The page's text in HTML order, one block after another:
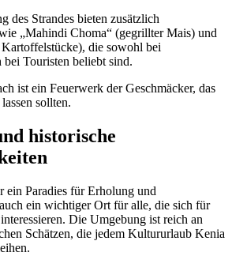
des Strandes bieten zusätzlich
„Mahindi Choma“ (gegrillter Mais) und
die sowohl bei
Touristen beliebt sind.
ist ein Feuerwerk der Geschmäcker, das
sollten.
historische
ein Paradies für Erholung und
ein wichtiger Ort für alle, die sich für
Die Umgebung ist reich an
Schätzen, die jedem Kultururlaub Kenia